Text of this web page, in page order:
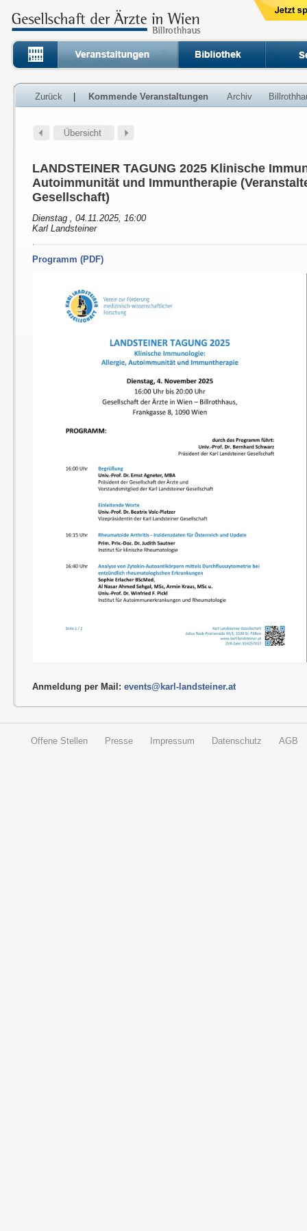
Zurück Kommende Veranstaltungen Archiv
LANDSTEINER TAGUNG 2025 Klinische
Autoimmunität und Immuntherapie
Gesellschaft)
Dienstag , 04.11.2025, 16:00
Karl Landsteiner
Programm (PDF)
Anmeldung per Mail:events@karl-landsteiner.at
Offene Stellen Presse Impressum Datenschutz AGB